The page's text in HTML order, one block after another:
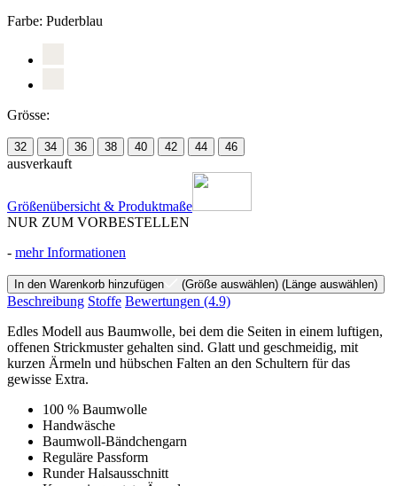
Farbe: Puderblau
Grösse:
32 34 36 38 40 42 44 46
ausverkauft
Größenübersicht & Produktmaße
NUR ZUM VORBESTELLEN
- mehr Informationen
In den Warenkorb hinzufügen (Größe auswählen) (Länge auswählen)
Beschreibung Stoffe Bewertungen (4.9)
Edles Modell aus Baumwolle, bei dem die Seiten in einem luftigen,
offenen Strickmuster gehalten sind. Glatt und geschmeidig, mit
kurzen Ärmeln und hübschen Falten an den Schultern für das
gewisse Extra.
100 % Baumwolle
Handwäsche
Baumwoll-Bändchengarn
Reguläre Passform
Runder Halsausschnitt